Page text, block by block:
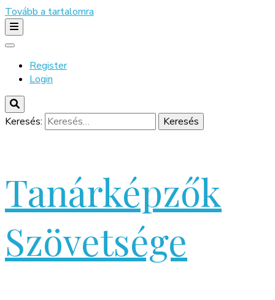
Tovább a tartalomra
Register
Login
Keresés:
Tanárképzők
Szövetsége